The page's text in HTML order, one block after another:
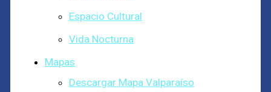
Espacio Cultural
Vida Nocturna
Mapas
Descargar Mapa Valparaíso